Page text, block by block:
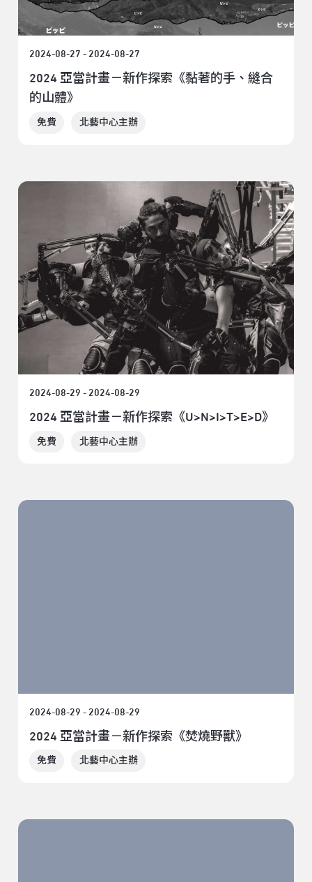
2024-08-27 - 2024-08-27
2024 亞當計畫－新作探索《黏著的手、縫合
的山體》
免費 北藝中心主辦
2024-08-29 - 2024-08-29
2024 亞當計畫－新作探索《U>N>I>T>E>D》
免費 北藝中心主辦
2024-08-29 - 2024-08-29
2024 亞當計畫－新作探索《焚燒野獸》
免費 北藝中心主辦